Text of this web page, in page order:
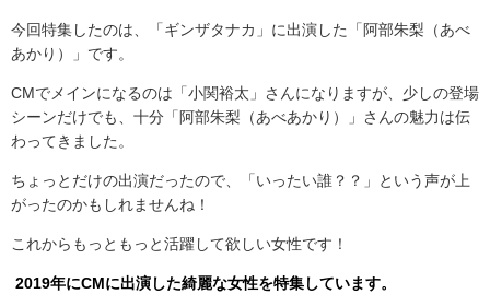
今回特集したのは、「ギンザタナカ」に出演した「阿部朱梨（あべ
あかり）」です。
CMでメインになるのは「小関裕太」さんになりますが、少しの登場
シーンだけでも、十分「阿部朱梨（あべあかり）」さんの魅力は伝
わってきました。
ちょっとだけの出演だったので、「いったい誰？？」という声が上
がったのかもしれませんね！
これからもっともっと活躍して欲しい女性です！
2019年にCMに出演した綺麗な女性を特集しています。